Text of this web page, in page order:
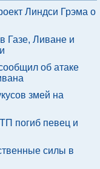
Линдси Грэма о
Газе, Ливане и
об атаке
змей на
погиб певец и
силы в